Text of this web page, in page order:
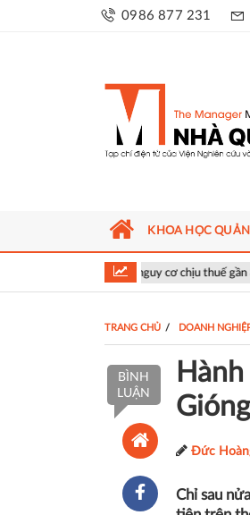
0986 877 231
đối mặt nguy cơ chịu thuế gần 30% khi vào Mỹ
KHOA HỌC QUẢN
TRANG CHỦ DOANH
BÌNH
LUẬN
Đức
Chỉ sau